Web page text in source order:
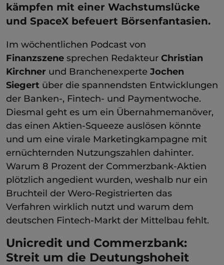
kämpfen mit einer Wachstumslücke
und SpaceX befeuert Börsenfantasien.
Im wöchentlichen Podcast von
Finanzszene sprechen Redakteur Christian
Kirchner und Branchenexperte Jochen
Siegert über die spannendsten Entwicklungen
der Banken-, Fintech- und Paymentwoche.
Diesmal geht es um ein Übernahmemanöver,
das einen Aktien-Squeeze auslösen könnte
und um eine virale Marketingkampagne mit
ernüchternden Nutzungszahlen dahinter.
Warum 8 Prozent der Commerzbank-Aktien
plötzlich angedient wurden, weshalb nur ein
Bruchteil der Wero-Registrierten das
Verfahren wirklich nutzt und warum dem
deutschen Fintech-Markt der Mittelbau fehlt.
Unicredit und Commerzbank:
Streit um die Deutungshoheit